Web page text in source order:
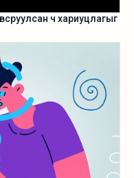
ч хариуцлагыг